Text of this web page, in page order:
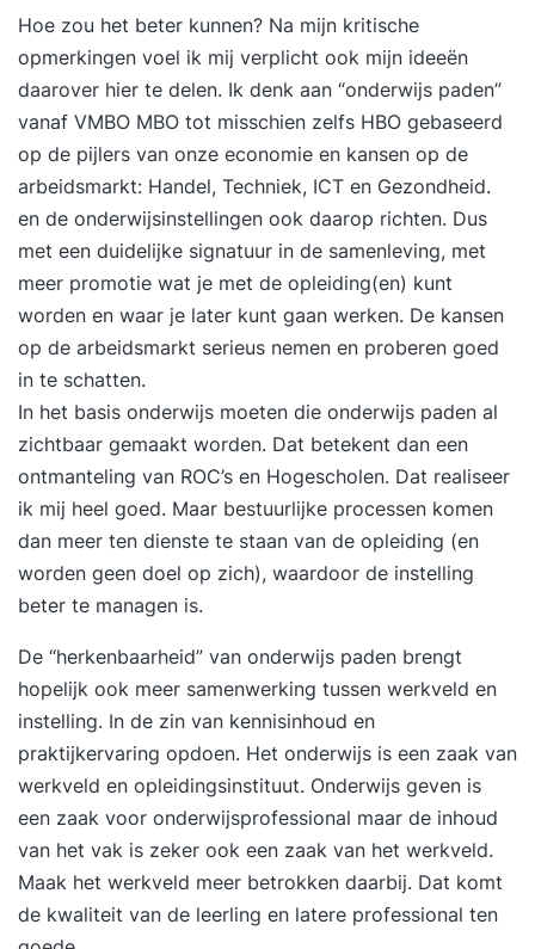
u dus maar beter goed voorbereid zijn. Tijdens
onze intensieve mediatrainingen, die altijd op
maat voor uw school wordt ontwikkeld, leert u
om onder uiteenlopende omstandigheden de
regie te houden over uw boodschappen. U wordt
stevig aan de tand gevoeld tijdens uiteenlopende
interviews en vanzelfsprekend worden uw media-
optredens professioneel opgenomen met een tv-
camera. Beleven ‘Beleven’ staat centraal tijdens
onze intensieve, interactieve en praktische
mediatrainingen. Alle oefeningen worden ‘live’
opgenomen met een professionele tv-camera en
na afloop grondig geanalyseerd. U ontvangt
uitgebreide persooonlijke feedback op uw
mediaoptredens. Onze mediatrainingen bereiden
de deelnemers grondig voor op elk denkbaar
mediaoptreden in relatie tot de uiteenlopende
situaties die relevant zijn voor uw school. Cases
uit uw praktijk staan centraal. U oefent
overtuigende kernboodschappen en wordt stevig
aan de tand gevoeld over voor uw school
relevante (lastige) situaties. Alle deelnemers
worden meerdere keren gefilmd en geïnterviewd.
De media-optredens van de deelnemers worden
grondig geanalyseerd en uitgebreid van feedback
voorzien. Doelgroep De training is speciaal
bedoeld voor woordvoerders van VO-scholen.
Dat kunnen directeuren, bestuurders of
Hoe zou het beter kunnen? Na mijn kritische
opmerkingen voel ik mij verplicht ook mijn ideeën
daarover hier te delen. Ik denk aan “onderwijs paden”
vanaf VMBO MBO tot misschien zelfs HBO gebaseerd
op de pijlers van onze economie en kansen op de
arbeidsmarkt: Handel, Techniek, ICT en Gezondheid.
en de onderwijsinstellingen ook daarop richten. Dus
met een duidelijke signatuur in de samenleving, met
meer promotie wat je met de opleiding(en) kunt
worden en waar je later kunt gaan werken. De kansen
op de arbeidsmarkt serieus nemen en proberen goed
in te schatten.
In het basis onderwijs moeten die onderwijs paden al
zichtbaar gemaakt worden. Dat betekent dan een
ontmanteling van ROC’s en Hogescholen. Dat realiseer
ik mij heel goed. Maar bestuurlijke processen komen
dan meer ten dienste te staan van de opleiding (en
worden geen doel op zich), waardoor de instelling
beter te managen is.
De “herkenbaarheid” van onderwijs paden brengt
hopelijk ook meer samenwerking tussen werkveld en
instelling. In de zin van kennisinhoud en
praktijkervaring opdoen. Het onderwijs is een zaak van
werkveld en opleidingsinstituut. Onderwijs geven is
een zaak voor onderwijsprofessional maar de inhoud
van het vak is zeker ook een zaak van het werkveld.
Maak het werkveld meer betrokken daarbij. Dat komt
de kwaliteit van de leerling en latere professional ten